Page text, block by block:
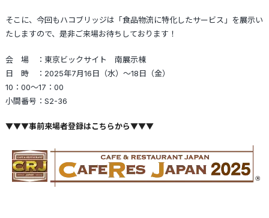
そこに、今回もハコブリッジは「食品物流に特化したサービス」を展示い
たしますので、是非ご来場お待ちしております！
会 場 ：東京ビックサイト 南展示棟
日 時 ：2025年7月16日（水）～18日（金）
10：00～17：00
小間番号：S2-36
▼▼▼事前来場者登録はこちらから▼▼▼